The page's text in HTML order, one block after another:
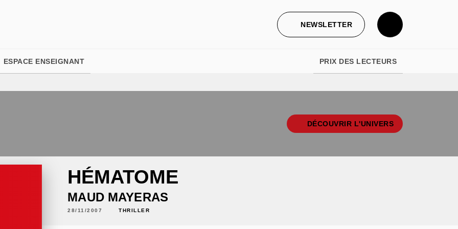
NEWSLETTER
ESPACE ENSEIGNANT PRIX DES LECTEURS
DÉCOUVRIR L'UNIVERS
HÉMATOME
MAUD MAYERAS
28/11/2007 THRILLER